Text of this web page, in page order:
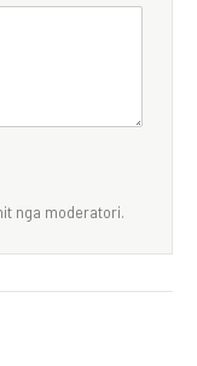
nga moderatori.